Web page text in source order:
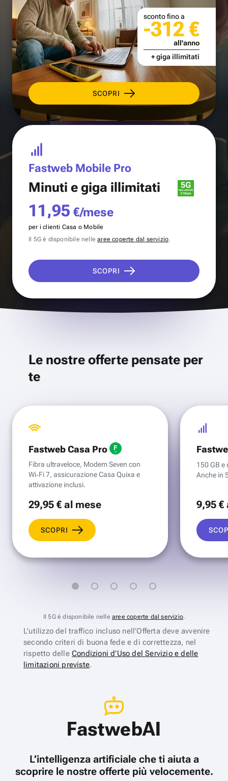
SCOPRI
sconto fino a
-312 €
all'anno
+ giga illimitati
Fastweb Mobile Pro
Minuti e giga illimitati
11,95 €/mese
per i clienti Casa o Mobile
Il 5G è disponibile nellearee coperte dal servizio.
SCOPRI
Le nostre offerte pensate per
te
Fastweb Casa Pro
Fibra ultraveloce, Modem Seven con
Wi‑Fi 7, assicurazione Casa Quixa e
attivazione inclusi.
29,95 €al mese
SCOPRI
150 GB e
Anche in
9,95 €
Il 5G è disponibile nelle aree coperte dal servizio.
L’utilizzo del traffico incluso nell’Offerta deve avvenire
secondo criteri di buona fede e di correttezza, nel
rispetto delle Condizioni d’Uso del Servizio e delle
limitazioni previste.
FastwebAI
L’intelligenza artificiale che ti aiuta a
scoprire le nostre offerte più velocemente.